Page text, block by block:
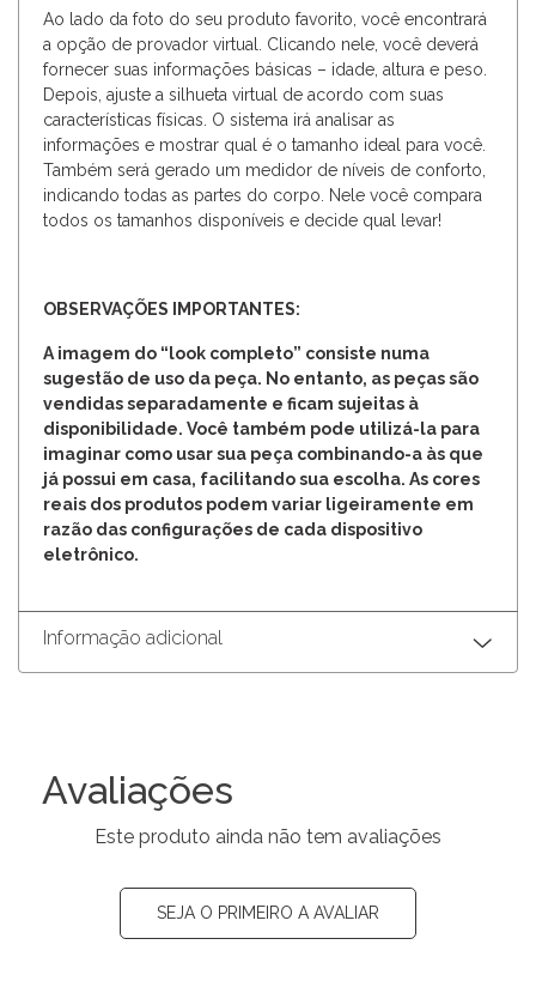
Ao lado da foto do seu produto favorito, você encontrará
a opção de provador virtual. Clicando nele, você deverá
fornecer suas informações básicas – idade, altura e peso.
Depois, ajuste a silhueta virtual de acordo com suas
características físicas. O sistema irá analisar as
informações e mostrar qual é o tamanho ideal para você.
Também será gerado um medidor de níveis de conforto,
indicando todas as partes do corpo. Nele você compara
todos os tamanhos disponíveis e decide qual levar!
OBSERVAÇÕES IMPORTANTES:
A imagem do “look completo” consiste numa
sugestão de uso da peça. No entanto, as peças são
vendidas separadamente e ficam sujeitas à
disponibilidade. Você também pode utilizá-la para
imaginar como usar sua peça combinando-a às que
já possui em casa, facilitando sua escolha. As cores
reais dos produtos podem variar ligeiramente em
razão das configurações de cada dispositivo
eletrônico.
Informação adicional
Avaliações
Este produto ainda não tem avaliações
SEJA O PRIMEIRO A AVALIAR